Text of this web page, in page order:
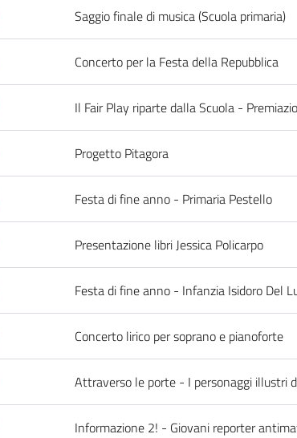
Saggio finale di musica (Scuola primaria)
Concerto per la Festa della Repubblica
Il Fair Play riparte dalla Scuola -
Progetto Pitagora
Festa di fine anno - Primaria Pestello
Presentazione libri Jessica Policarpo
Festa di fine anno - Infanzia Isidoro Del
Concerto lirico per soprano e pianoforte
Attraverso le porte - I personaggi illustri
Informazione 2! - Giovani reporter